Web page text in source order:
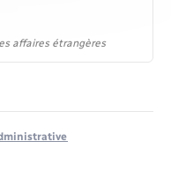
affaires étrangères